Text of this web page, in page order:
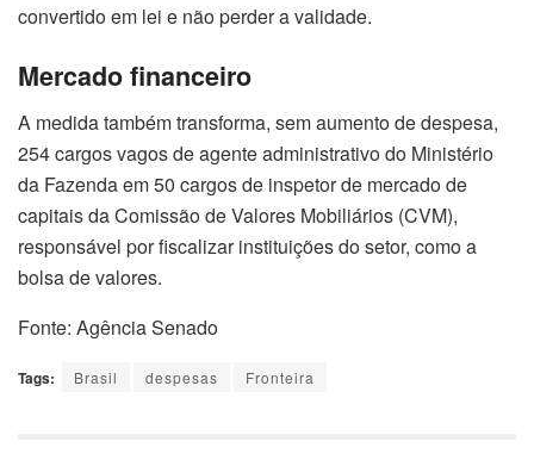
convertido em lei e não perder a validade.
Mercado financeiro
A medida também transforma, sem aumento de despesa,
254 cargos vagos de agente administrativo do Ministério
da Fazenda em 50 cargos de inspetor de mercado de
capitais da Comissão de Valores Mobiliários (CVM),
responsável por fiscalizar instituições do setor, como a
bolsa de valores.
Fonte: Agência Senado
Tags: Brasil despesas Fronteira